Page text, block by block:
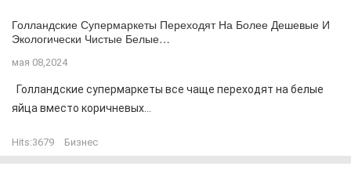
Голландские Супермаркеты Переходят На Более Дешевые И
Экологически Чистые Белые…
мая 08,2024
Голландские супермаркеты все чаще переходят на белые
яйца вместо коричневых...
Hits:3679 Бизнес